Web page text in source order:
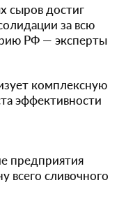
сыров достиг
за всю
РФ — эксперты
комплексную
эффективности
предприятия
всего сливочного